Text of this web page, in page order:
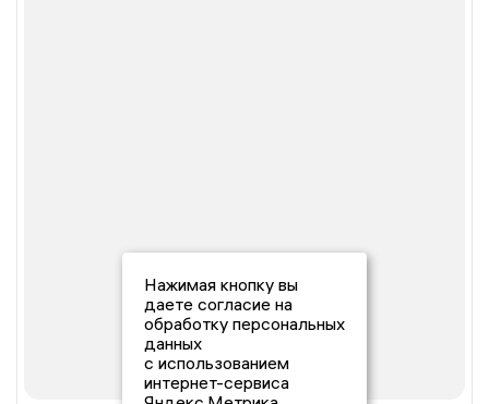
Нажимая кнопку вы
даете согласие на
обработку персональных
данных
с использованием
интернет-сервиса